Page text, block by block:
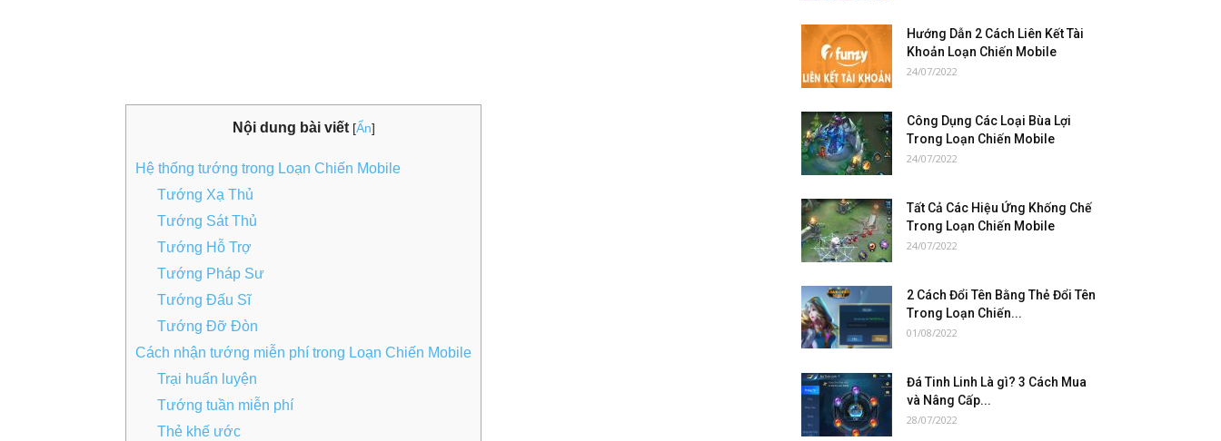
Nội dung bài viết [Ẩn]
Hệ thống tướng trong Loạn Chiến Mobile
Tướng Xạ Thủ
Tướng Sát Thủ
Tướng Hỗ Trợ
Tướng Pháp Sư
Tướng Đấu Sĩ
Tướng Đỡ Đòn
Cách nhận tướng miễn phí trong Loạn Chiến Mobile
Trại huấn luyện
Tướng tuần miễn phí
Thẻ khế ước
Hướng Dẫn 2 Cách Liên Kết Tài
Khoản Loạn Chiến Mobile
24/07/2022
Công Dụng Các Loại Bùa Lợi
Trong Loạn Chiến Mobile
24/07/2022
Tất Cả Các Hiệu Ứng Khống Chế
Trong Loạn Chiến Mobile
24/07/2022
2 Cách Đổi Tên Bằng Thẻ Đổi Tên
Trong Loạn Chiến...
01/08/2022
Đá Tinh Linh Là gì? 3 Cách Mua
và Nâng Cấp...
28/07/2022